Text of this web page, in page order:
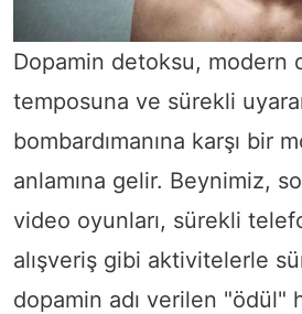
Dopamin detoksu, modern
temposuna ve sürekli
bombardımanına karşı bir
anlamına gelir. Beynimiz,
video oyunları, sürekli
alışveriş gibi aktivitelerle
dopamin adı verilen "ödül"